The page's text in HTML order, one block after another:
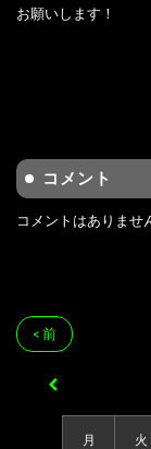
お願いします！
コメント
コメントはありませ
< 前
月 火